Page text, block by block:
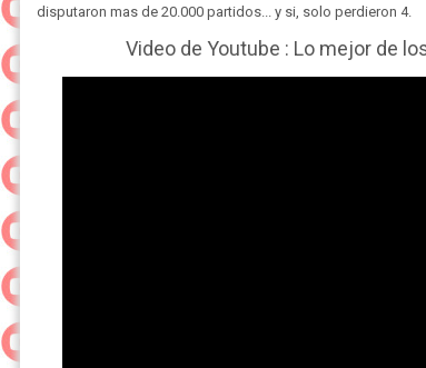
disputaron mas de 20.000 partidos... y si, solo perdieron 4.
Video de Youtube : Lo mejor de